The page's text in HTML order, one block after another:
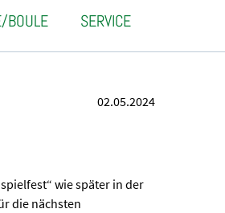
BOULE SERVICE
02.05.2024
wie später in der
die nächsten